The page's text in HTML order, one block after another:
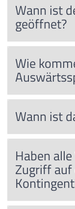
Wann ist
geöffnet?
Wie
Wann ist
Haben
Zugriff auf